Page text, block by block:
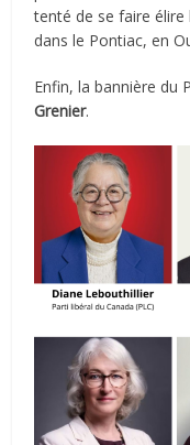
tenté de se faire élire
dans le Pontiac, en
Enfin, la bannière du
Grenier.